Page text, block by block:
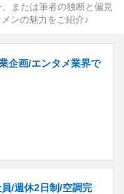
または筆者の独断と偏見
ンの魅力をご紹介♪
企画/エンタメ業界で
/週休2日制/空調完